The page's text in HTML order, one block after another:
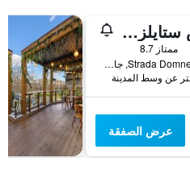
ايبيس ستايلز دوناريا جالاتي
ممتاز 8.7
Strada Domneasca 13, جالاتي, رومانيا
عرض الصفقة